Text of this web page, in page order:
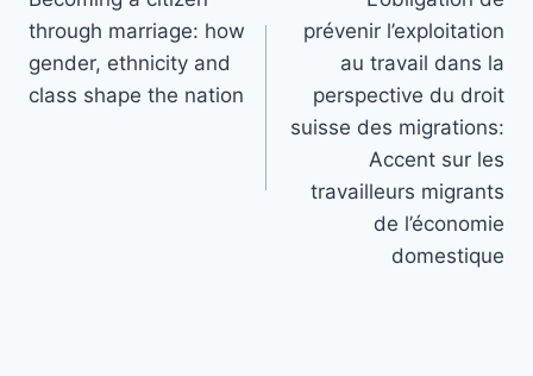
through marriage: how
gender, ethnicity and
class shape the nation
prévenir l’exploitation
au travail dans la
perspective du droit
suisse des migrations:
Accent sur les
travailleurs migrants
de l’économie
domestique